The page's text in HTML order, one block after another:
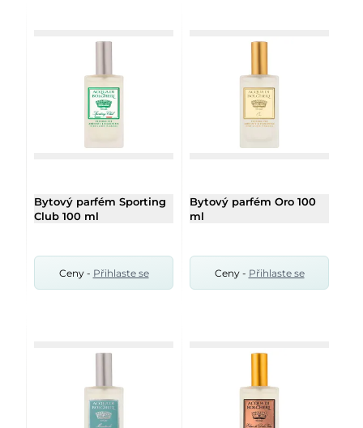
Bytový parfém Sporting
Club 100 ml
Ceny - Přihlaste se
Bytový parfém Oro 100
ml
Ceny - Přihlaste se